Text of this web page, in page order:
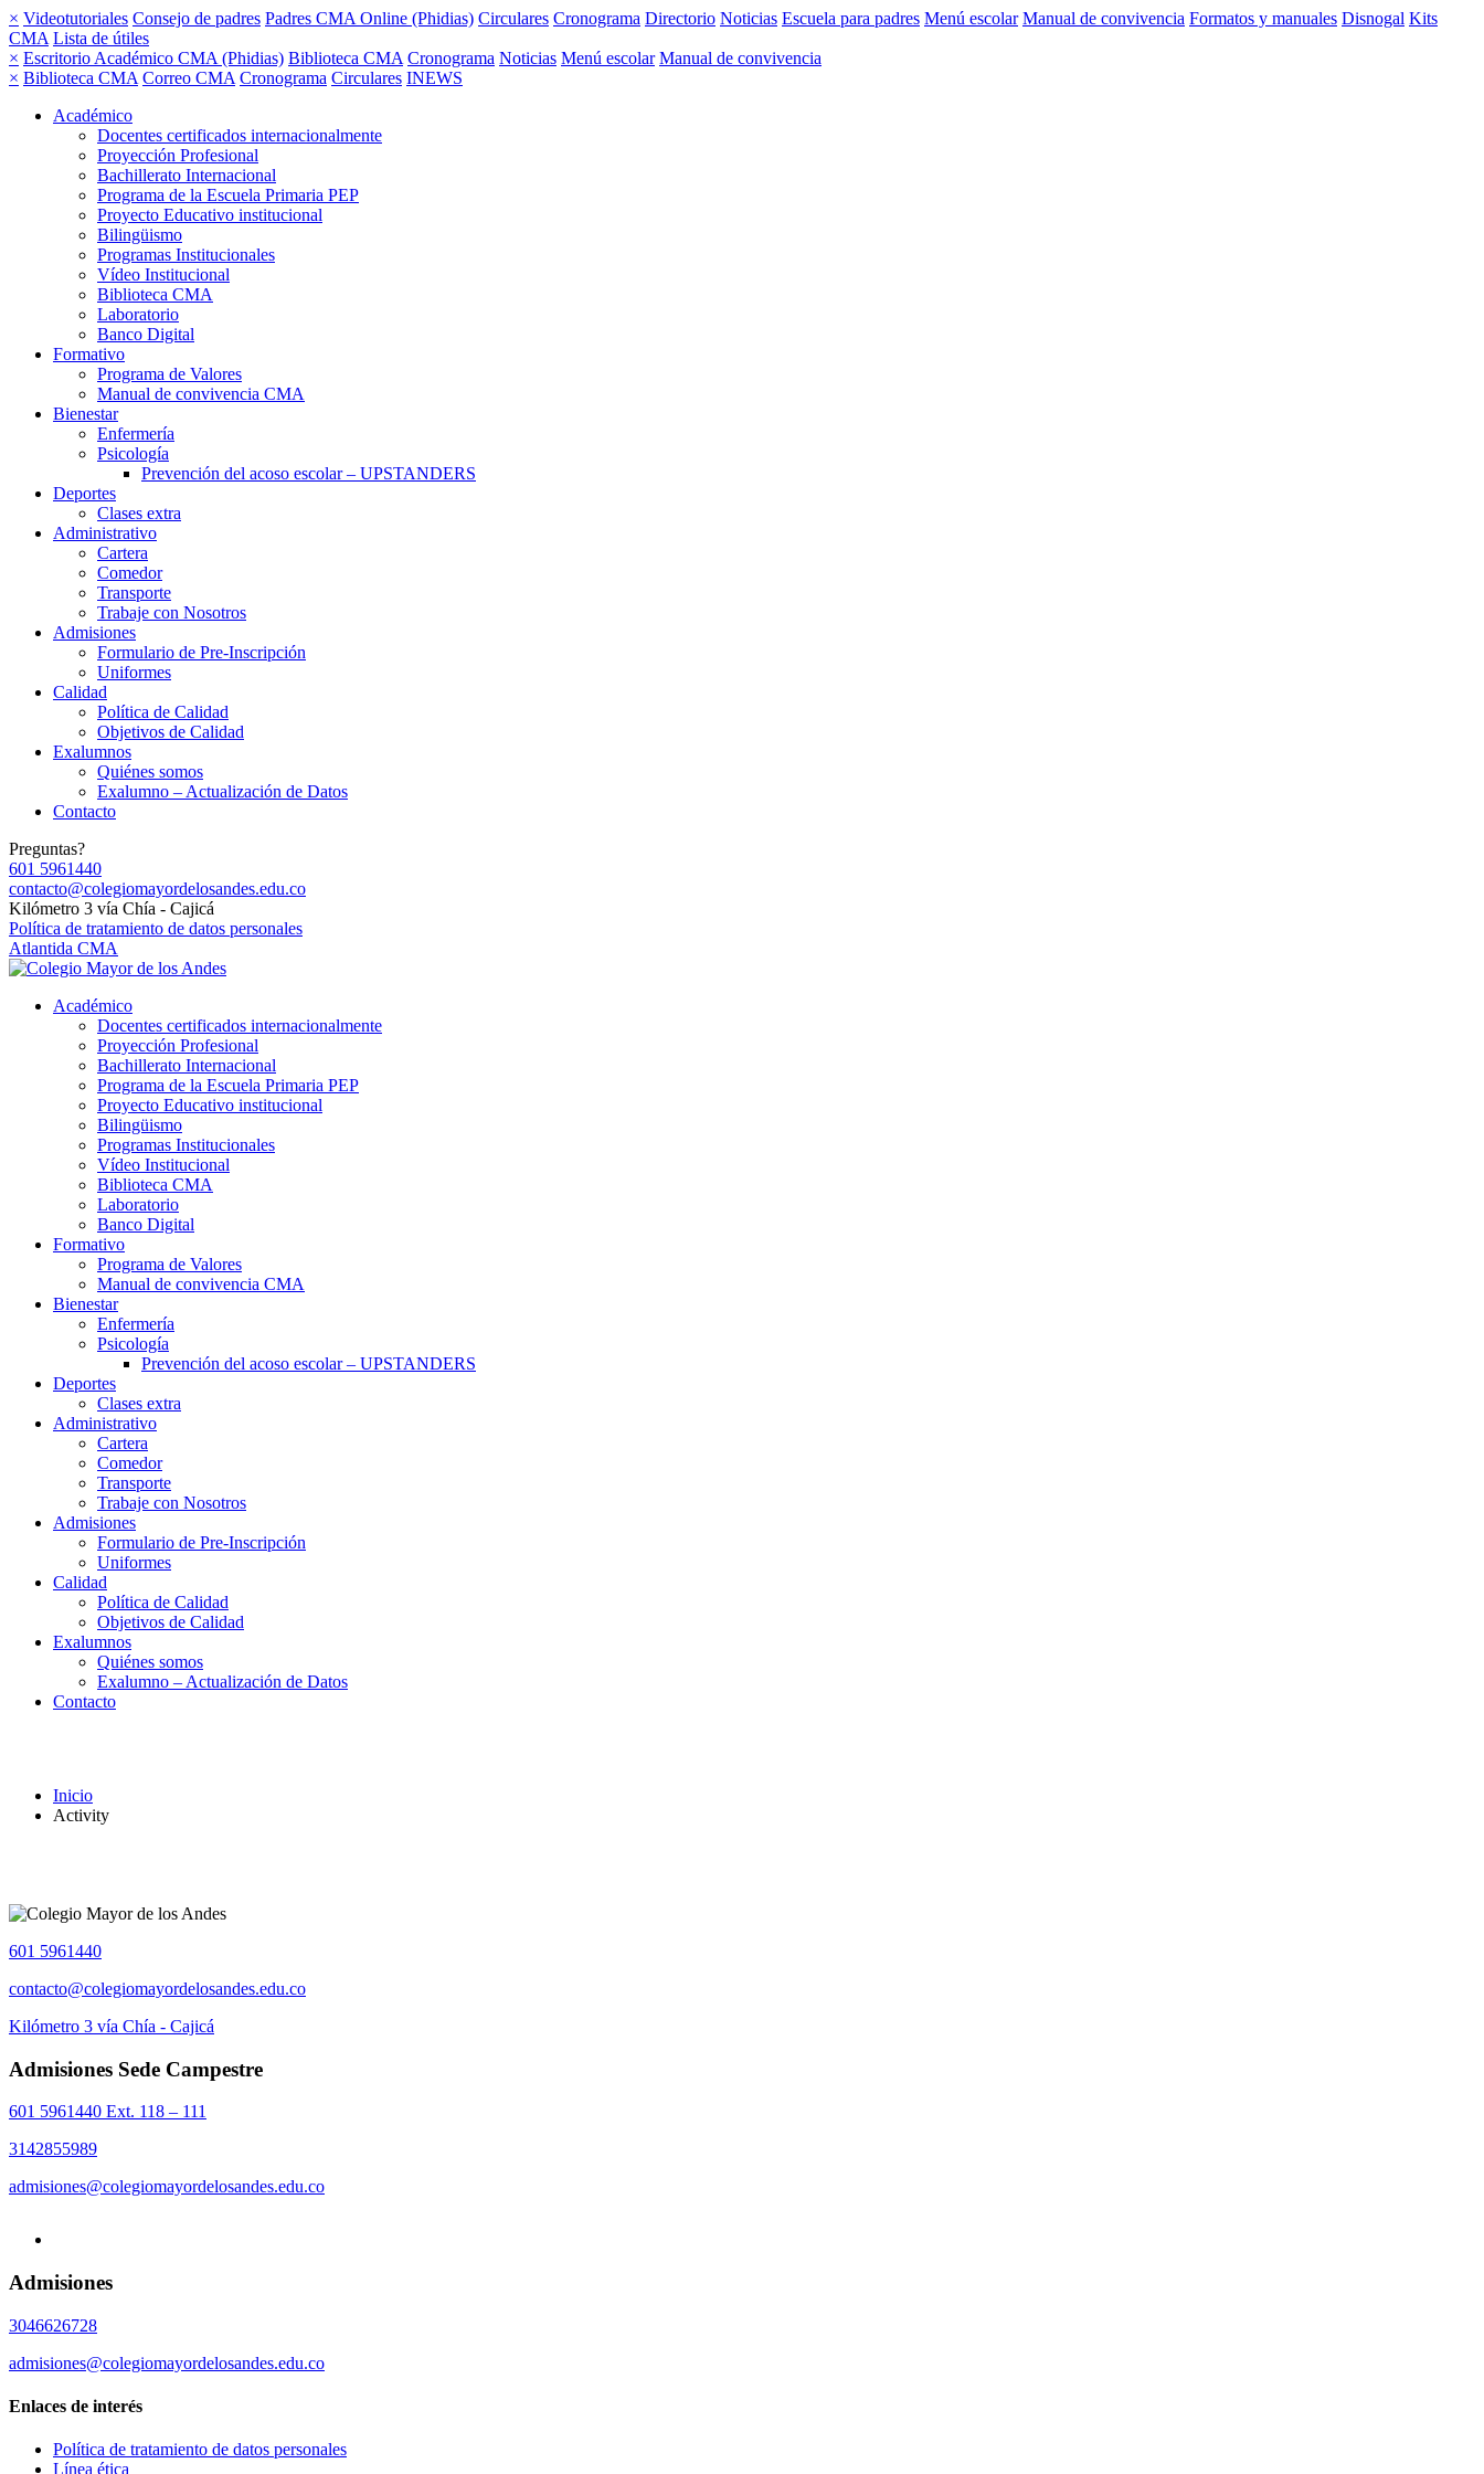
× Videotutoriales Consejo de padres Padres CMA Online (Phidias) Circulares Cronograma Directorio Noticias Escuela para padres Menú escolar Manual de convivencia Formatos y manuales Disnogal Kits
CMA Lista de útiles
× Escritorio Académico CMA (Phidias) Biblioteca CMA Cronograma Noticias Menú escolar Manual de convivencia
× Biblioteca CMA Correo CMA Cronograma Circulares INEWS
Académico
Docentes certificados internacionalmente
Proyección Profesional
Bachillerato Internacional
Programa de la Escuela Primaria PEP
Proyecto Educativo institucional
Bilingüismo
Programas Institucionales
Vídeo Institucional
Biblioteca CMA
Laboratorio
Banco Digital
Formativo
Programa de Valores
Manual de convivencia CMA
Bienestar
Enfermería
Psicología
Prevención del acoso escolar – UPSTANDERS
Deportes
Clases extra
Administrativo
Cartera
Comedor
Transporte
Trabaje con Nosotros
Admisiones
Formulario de Pre-Inscripción
Uniformes
Calidad
Política de Calidad
Objetivos de Calidad
Exalumnos
Quiénes somos
Exalumno – Actualización de Datos
Contacto
Preguntas?
601 5961440
contacto@colegiomayordelosandes.edu.co
Kilómetro 3 vía Chía - Cajicá
Política de tratamiento de datos personales
Atlantida CMA
Académico
Docentes certificados internacionalmente
Proyección Profesional
Bachillerato Internacional
Programa de la Escuela Primaria PEP
Proyecto Educativo institucional
Bilingüismo
Programas Institucionales
Vídeo Institucional
Biblioteca CMA
Laboratorio
Banco Digital
Formativo
Programa de Valores
Manual de convivencia CMA
Bienestar
Enfermería
Psicología
Prevención del acoso escolar – UPSTANDERS
Deportes
Clases extra
Administrativo
Cartera
Comedor
Transporte
Trabaje con Nosotros
Admisiones
Formulario de Pre-Inscripción
Uniformes
Calidad
Política de Calidad
Objetivos de Calidad
Exalumnos
Quiénes somos
Exalumno – Actualización de Datos
Contacto
Inicio
Activity
601 5961440
contacto@colegiomayordelosandes.edu.co
Kilómetro 3 vía Chía - Cajicá
Admisiones Sede Campestre
601 5961440 Ext. 118 – 111
3142855989
admisiones@colegiomayordelosandes.edu.co
Admisiones
3046626728
admisiones@colegiomayordelosandes.edu.co
Enlaces de interés
Política de tratamiento de datos personales
Línea ética